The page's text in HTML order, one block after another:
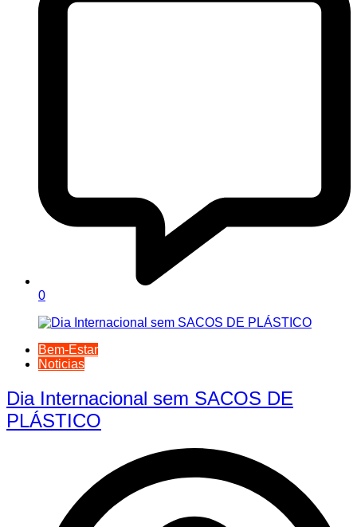
0
Bem-Estar
Noticias
Dia Internacional sem SACOS DE
PLÁSTICO